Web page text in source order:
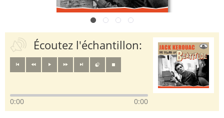
Écoutez l'échantillon:
0:00 0:00